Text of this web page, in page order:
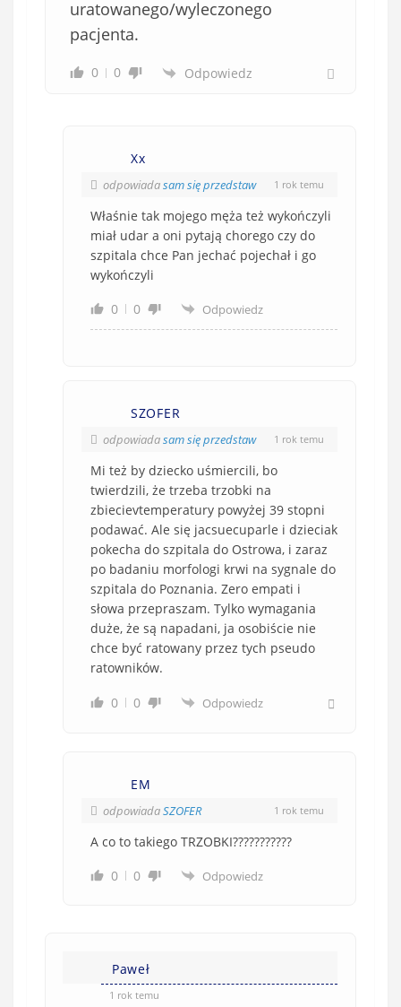
uratowanego/wyleczonego
pacjenta.
0 0 Odpowiedz
Xx
odpowiadasam się przedstaw 1 rok temu
Właśnie tak mojego męża też wykończyli
miał udar a oni pytają chorego czy do
szpitala chce Pan jechać pojechał i go
wykończyli
0
0 Odpowiedz
SZOFER
odpowiadasam się przedstaw 1 rok temu
Mi też by dziecko uśmiercili, bo
twierdzili, że trzeba trzobki na
zbiecievtemperatury powyżej 39 stopni
podawać. Ale się jacsuecuparle i dzieciak
pokecha do szpitala do Ostrowa, i zaraz
po badaniu morfologi krwi na sygnale do
szpitala do Poznania. Zero empati i
słowa przepraszam. Tylko wymagania
duże, że są napadani, ja osobiście nie
chce być ratowany przez tych pseudo
ratowników.
0 0 Odpowiedz
EM
odpowiadaSZOFER 1 rok temu
A co to takiego TRZOBKI???????????
0
0 Odpowiedz
Paweł
1 rok temu